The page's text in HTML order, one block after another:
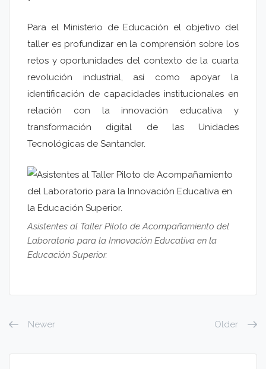
Para el Ministerio de Educación el objetivo del
taller es profundizar en la comprensión sobre los
retos y oportunidades del contexto de la cuarta
revolución industrial, así como apoyar la
identificación de capacidades institucionales en
relación con la innovación educativa y
transformación digital de las Unidades
Tecnológicas de Santander.
Asistentes al Taller Piloto de Acompañamiento del
Laboratorio para la Innovación Educativa en la
Educación Superior.
Newer Older